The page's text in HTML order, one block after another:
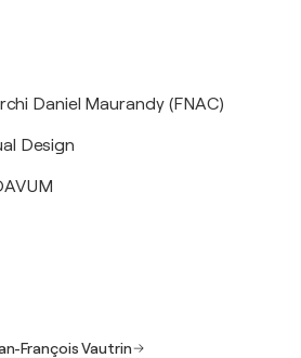
Daniel Maurandy (FNAC)
Design
François Vautrin